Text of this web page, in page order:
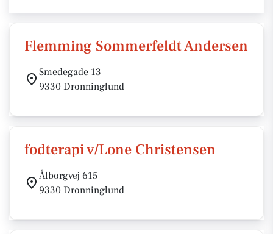
Flemming Sommerfeldt Andersen
Smedegade 13
9330 Dronninglund
fodterapi v/Lone Christensen
Ålborgvej 615
9330 Dronninglund